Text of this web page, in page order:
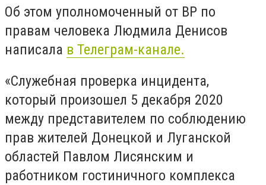
Об этом уполномоченный от ВР по
правам человека Людмила Денисов
написала в Телеграм-канале.
«Служебная проверка инцидента,
который произошел 5 декабря 2020
между представителем по соблюдению
прав жителей Донецкой и Луганской
областей Павлом Лисянским и
работником гостиничного комплекса